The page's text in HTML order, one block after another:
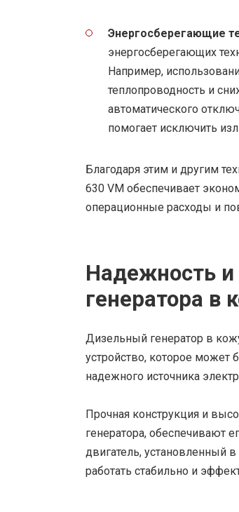
Энергосберегающие
энергосберегающих
Например,
теплопроводность и
автоматического
помогает исключить
Благодаря этим и другим
630 VM обеспечивает
операционные расходы и
Надежность и
генератора в
Дизельный генератор в
устройство, которое может
надежного источника
Прочная конструкция и
генератора, обеспечивают
двигатель, установленный
работать стабильно и